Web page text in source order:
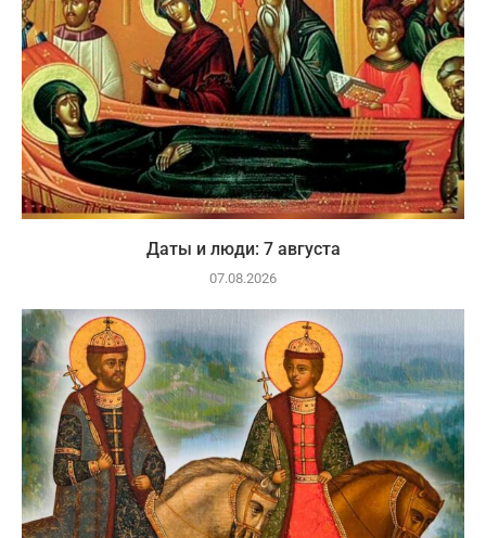
Даты и люди: 7 августа
07.08.2026